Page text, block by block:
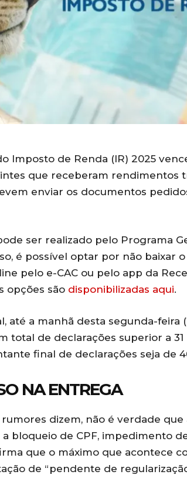
Imposto de Renda (IR) 2025
que receberam rendimentos
enviar os documentos
ser realizado pelo Programa
é possível optar por não baixar
pelo e-CAC ou pelo app da
opções são disponibilizadas aqui.
até a manhã desta segunda-feira
total de declarações superior a 31
final de declarações seja de
NA ENTREGA
dizem, não é verdade que
bloqueio de CPF, impedimento
que o máximo que acontece
de “pendente de